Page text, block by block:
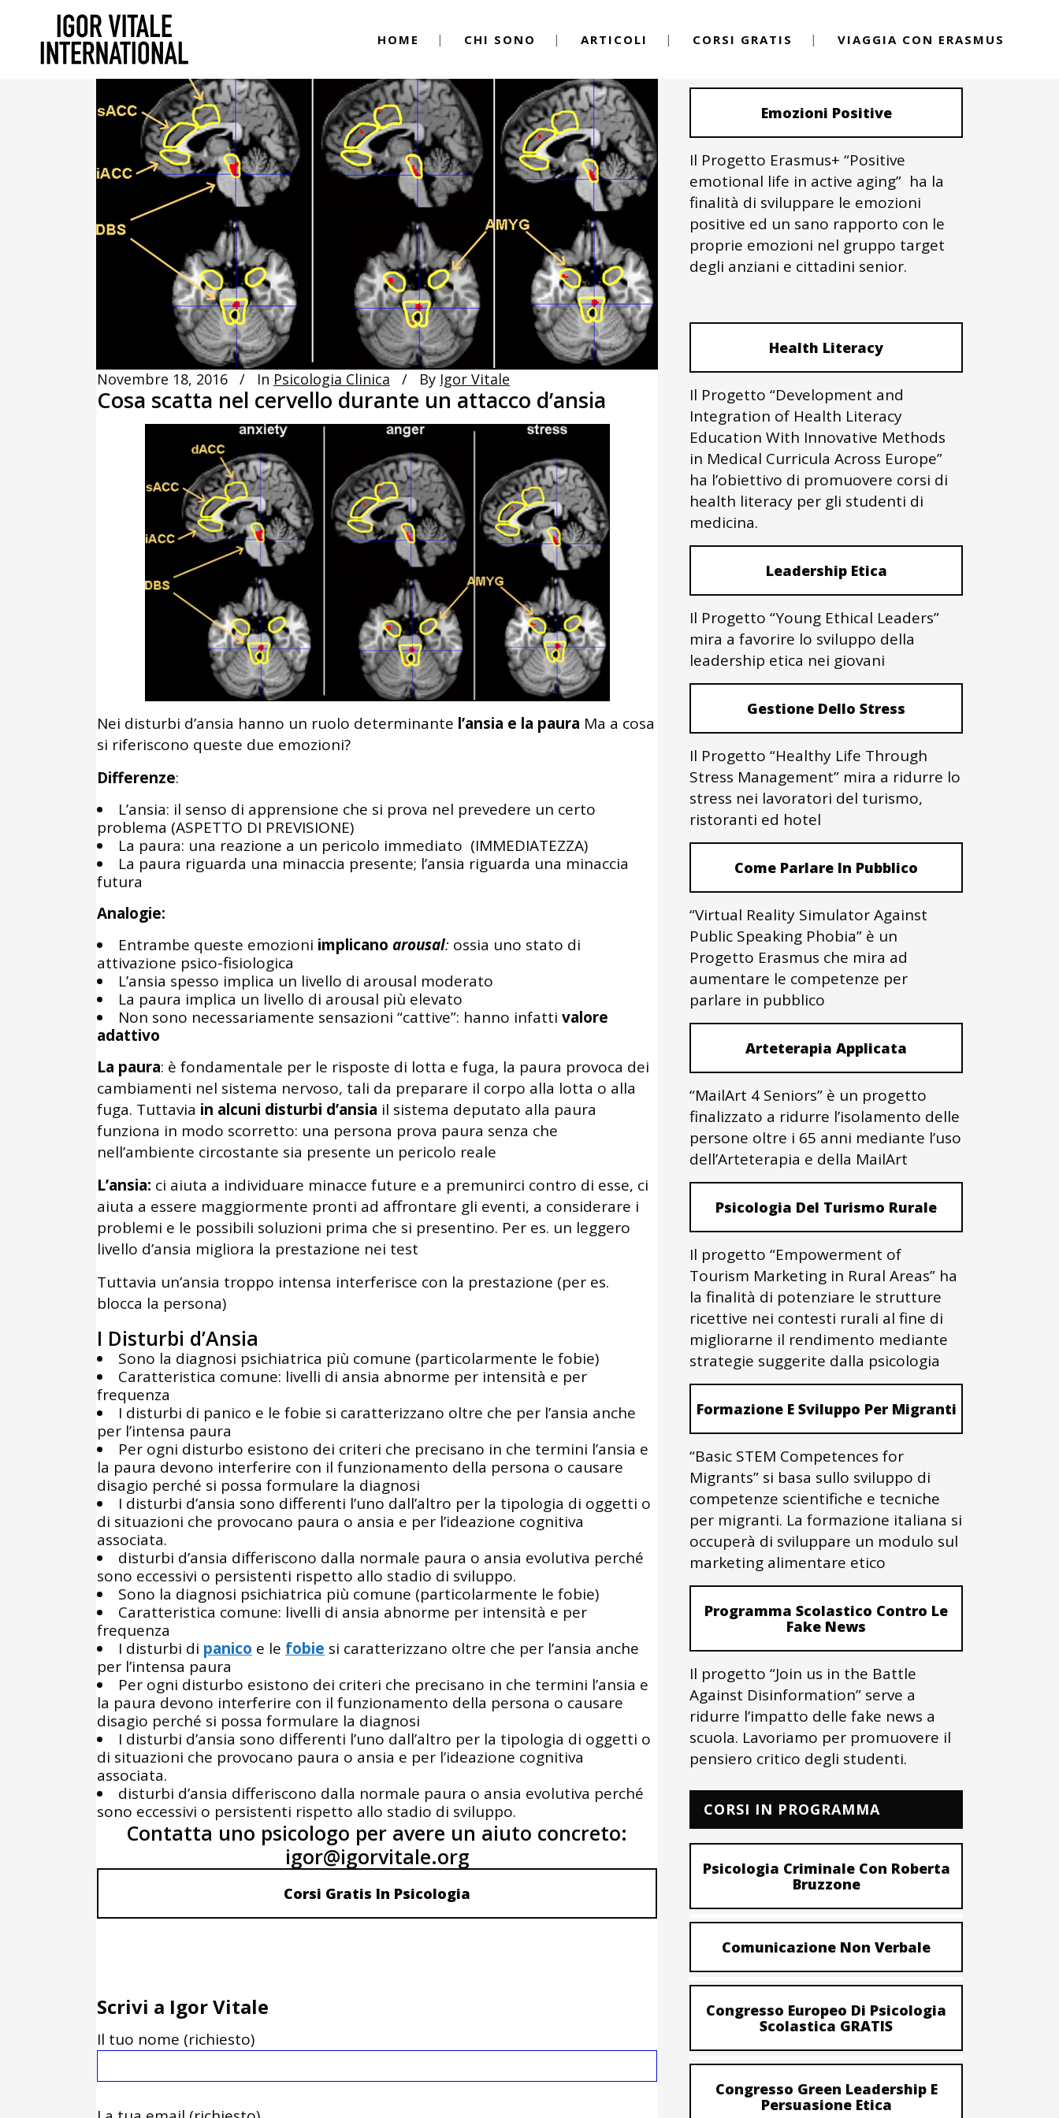
HOME CHI SONO ARTICOLI CORSI GRATIS VIAGGIA CON ERASMUS
Novembre 18, 2016 In Psicologia Clinica By Igor Vitale
Cosa scatta nel cervello durante un attacco d’ansia
Nei disturbi d’ansia hanno un ruolo determinante l’ansia e la paura Ma a cosa
si riferiscono queste due emozioni?
Differenze:
L’ansia: il senso di apprensione che si prova nel prevedere un certo
problema (ASPETTO DI PREVISIONE)
La paura: una reazione a un pericolo immediato (IMMEDIATEZZA)
La paura riguarda una minaccia presente; l’ansia riguarda una minaccia
futura
Analogie:
Entrambe queste emozioni implicano arousal: ossia uno stato di
attivazione psico-fisiologica
L’ansia spesso implica un livello di arousal moderato
La paura implica un livello di arousal più elevato
Non sono necessariamente sensazioni “cattive”: hanno infatti valore
adattivo
La paura: è fondamentale per le risposte di lotta e fuga, la paura provoca dei
cambiamenti nel sistema nervoso, tali da preparare il corpo alla lotta o alla
fuga. Tuttavia in alcuni disturbi d’ansia il sistema deputato alla paura
funziona in modo scorretto: una persona prova paura senza che
nell’ambiente circostante sia presente un pericolo reale
L’ansia: ci aiuta a individuare minacce future e a premunirci contro di esse, ci
aiuta a essere maggiormente pronti ad affrontare gli eventi, a considerare i
problemi e le possibili soluzioni prima che si presentino. Per es. un leggero
livello d’ansia migliora la prestazione nei test
Tuttavia un’ansia troppo intensa interferisce con la prestazione (per es.
blocca la persona)
I Disturbi d’Ansia
Sono la diagnosi psichiatrica più comune (particolarmente le fobie)
Caratteristica comune: livelli di ansia abnorme per intensità e per
frequenza
I disturbi di panico e le fobie si caratterizzano oltre che per l’ansia anche
per l’intensa paura
Per ogni disturbo esistono dei criteri che precisano in che termini l’ansia e
la paura devono interferire con il funzionamento della persona o causare
disagio perché si possa formulare la diagnosi
I disturbi d’ansia sono differenti l’uno dall’altro per la tipologia di oggetti o
di situazioni che provocano paura o ansia e per l’ideazione cognitiva
associata.
disturbi d’ansia differiscono dalla normale paura o ansia evolutiva perché
sono eccessivi o persistenti rispetto allo stadio di sviluppo.
Sono la diagnosi psichiatrica più comune (particolarmente le fobie)
Caratteristica comune: livelli di ansia abnorme per intensità e per
frequenza
I disturbi di panico e le fobie si caratterizzano oltre che per l’ansia anche
per l’intensa paura
Per ogni disturbo esistono dei criteri che precisano in che termini l’ansia e
la paura devono interferire con il funzionamento della persona o causare
disagio perché si possa formulare la diagnosi
I disturbi d’ansia sono differenti l’uno dall’altro per la tipologia di oggetti o
di situazioni che provocano paura o ansia e per l’ideazione cognitiva
associata.
disturbi d’ansia differiscono dalla normale paura o ansia evolutiva perché
sono eccessivi o persistenti rispetto allo stadio di sviluppo.
Contatta uno psicologo per avere un aiuto concreto:
igor@igorvitale.org
Corsi Gratis In Psicologia
Scrivi a Igor Vitale
Il tuo nome (richiesto)
Emozioni Positive
Il Progetto Erasmus+ “Positive
emotional life in active aging” ha la
finalità di sviluppare le emozioni
positive ed un sano rapporto con le
proprie emozioni nel gruppo target
degli anziani e cittadini senior.
Health Literacy
Il Progetto “Development and
Integration of Health Literacy
Education With Innovative Methods
in Medical Curricula Across Europe”
ha l’obiettivo di promuovere corsi di
health literacy per gli studenti di
medicina.
Leadership Etica
Il Progetto “Young Ethical Leaders”
mira a favorire lo sviluppo della
leadership etica nei giovani
Gestione Dello Stress
Il Progetto “Healthy Life Through
Stress Management” mira a ridurre lo
stress nei lavoratori del turismo,
ristoranti ed hotel
Come Parlare In Pubblico
“Virtual Reality Simulator Against
Public Speaking Phobia” è un
Progetto Erasmus che mira ad
aumentare le competenze per
parlare in pubblico
Arteterapia Applicata
“MailArt 4 Seniors” è un progetto
finalizzato a ridurre l’isolamento delle
persone oltre i 65 anni mediante l’uso
dell’Arteterapia e della MailArt
Psicologia Del Turismo Rurale
Il progetto “Empowerment of
Tourism Marketing in Rural Areas” ha
la finalità di potenziare le strutture
ricettive nei contesti rurali al fine di
migliorarne il rendimento mediante
strategie suggerite dalla psicologia
Formazione E Sviluppo Per Migranti
“Basic STEM Competences for
Migrants” si basa sullo sviluppo di
competenze scientifiche e tecniche
per migranti. La formazione italiana si
occuperà di sviluppare un modulo sul
marketing alimentare etico
Programma Scolastico Contro Le
Fake News
Il progetto “Join us in the Battle
Against Disinformation” serve a
ridurre l’impatto delle fake news a
scuola. Lavoriamo per promuovere il
pensiero critico degli studenti.
CORSI IN PROGRAMMA
Psicologia Criminale Con Roberta
Bruzzone
Comunicazione Non Verbale
Congresso Europeo Di Psicologia
Scolastica GRATIS
Congresso Green Leadership E
Persuasione Etica